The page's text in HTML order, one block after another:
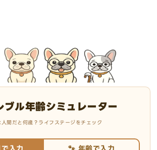
ブル年齢シミュレーター
人間だと何歳？ライフステージをチェック
入力 🐾 年齢で入力